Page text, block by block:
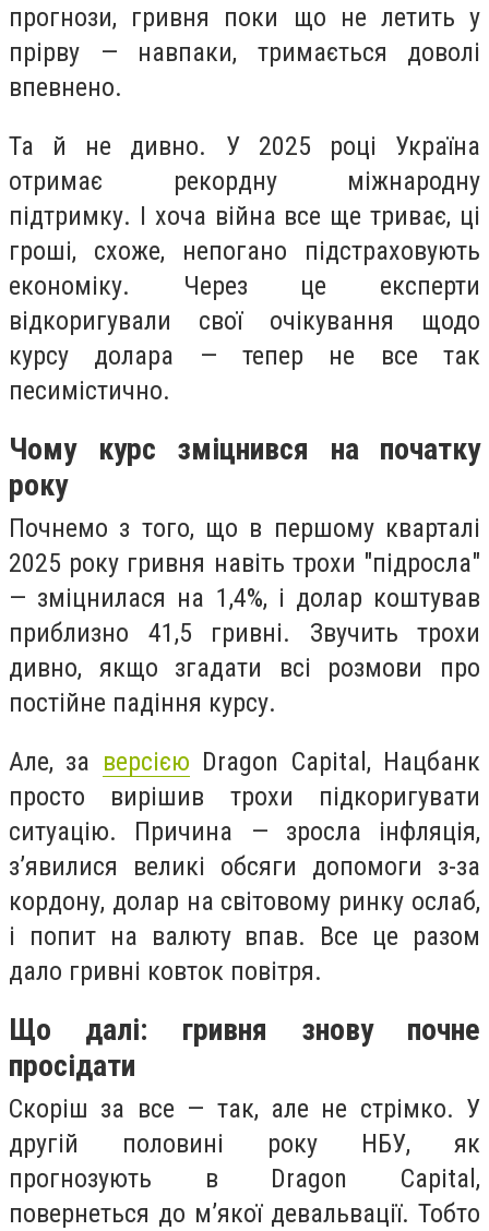
прогнози, гривня поки що не летить у
прірву — навпаки, тримається доволі
впевнено.
Та й не дивно. У 2025 році Україна
отримає рекордну міжнародну
підтримку. І хоча війна все ще триває, ці
гроші, схоже, непогано підстраховують
економіку. Через це експерти
відкоригували свої очікування щодо
курсу долара — тепер не все так
песимістично.
Чому курс зміцнився на початку
року
Почнемо з того, що в першому кварталі
2025 року гривня навіть трохи "підросла"
— зміцнилася на 1,4%, і долар коштував
приблизно 41,5 гривні. Звучить трохи
дивно, якщо згадати всі розмови про
постійне падіння курсу.
Але, за версією Dragon Capital, Нацбанк
просто вирішив трохи підкоригувати
ситуацію. Причина — зросла інфляція,
з’явилися великі обсяги допомоги з-за
кордону, долар на світовому ринку ослаб,
і попит на валюту впав. Все це разом
дало гривні ковток повітря.
Що далі: гривня знову почне
просідати
Скоріш за все — так, але не стрімко. У
другій половині року НБУ, як
прогнозують в Dragon Capital,
повернеться до м’якої девальвації. Тобто